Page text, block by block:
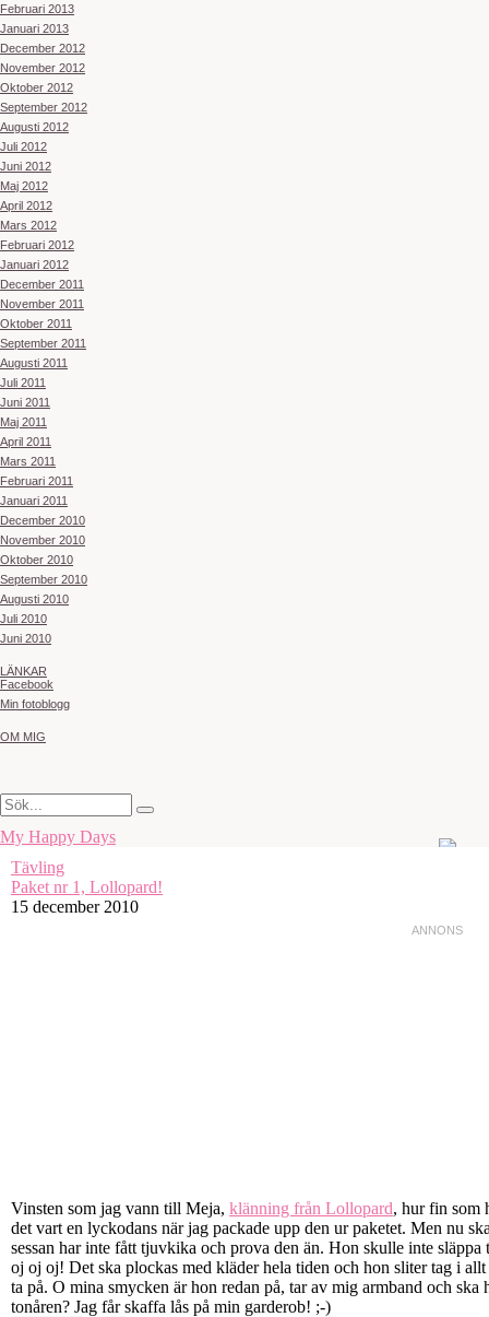
Februari 2013
Januari 2013
December 2012
November 2012
Oktober 2012
September 2012
Augusti 2012
Juli 2012
Juni 2012
Maj 2012
April 2012
Mars 2012
Februari 2012
Januari 2012
December 2011
November 2011
Oktober 2011
September 2011
Augusti 2011
Juli 2011
Juni 2011
Maj 2011
April 2011
Mars 2011
Februari 2011
Januari 2011
December 2010
November 2010
Oktober 2010
September 2010
Augusti 2010
Juli 2010
Juni 2010
LÄNKAR
Facebook
Min fotoblogg
OM MIG
My Happy Days
Tävling
Paket nr 1, Lollopard!
15 december 2010
Vinsten som jag vann till Meja, klänning från Lollopard, hur fin som
det vart en lyckodans när jag packade upp den ur paketet. Men nu
sessan har inte fått tjuvkika och prova den än. Hon skulle inte
oj oj oj! Det ska plockas med kläder hela tiden och hon sliter tag i
ta på. O mina smycken är hon redan på, tar av mig armband och
tonåren? Jag får skaffa lås på min garderob! ;-)